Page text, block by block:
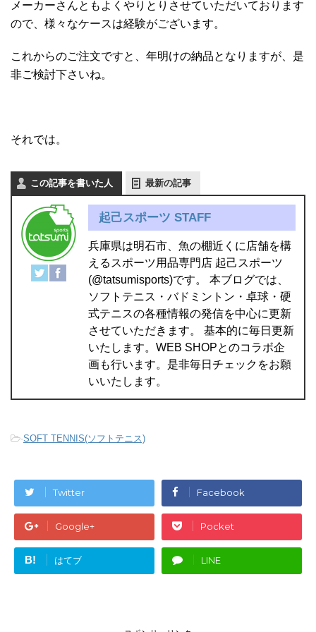
メーカーさんともよくやりとりさせていただいております
ので、様々なケースは経験がございます。
これからのご注文ですと、年明けの納品となりますが、是
非ご検討下さいね。
それでは。
この記事を書いた人 最新の記事
起己スポーツ STAFF
兵庫県は明石市、魚の棚近くに店舗を構
えるスポーツ用品専門店 起己スポーツ
(@tatsumisports)です。 本ブログでは、
ソフトテニス・バドミントン・卓球・硬
式テニスの各種情報の発信を中心に更新
させていただきます。 基本的に毎日更新
いたします。WEB SHOPとのコラボ企
画も行います。是非毎日チェックをお願
いいたします。
-SOFT TENNIS(ソフトテニス)
Twitter Facebook
Google+ Pocket
B! はてブ LINE